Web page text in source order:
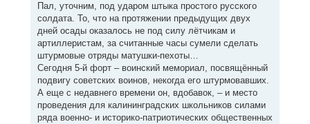
Пал, уточним, под ударом штыка простого русского
солдата. То, что на протяжении предыдущих двух
дней осады оказалось не под силу лётчикам и
артиллеристам, за считанные часы сумели сделать
штурмовые отряды матушки-пехоты…
Сегодня 5-й форт – воинский мемориал, посвящённый
подвигу советских воинов, некогда его штурмовавших.
А еще с недавнего времени он, вдобавок, – и место
проведения для калининградских школьников силами
ряда военно- и историко-патриотических общественных